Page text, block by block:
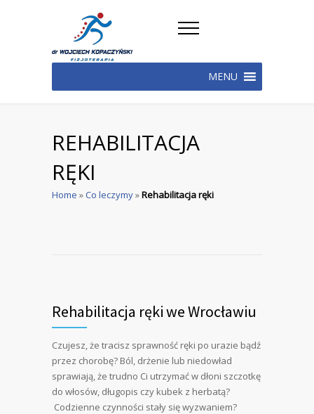
MENU
REHABILITACJA
RĘKI
Home »Co leczymy»Rehabilitacja ręki
Rehabilitacja ręki we Wrocławiu
Czujesz, że tracisz sprawność ręki po urazie bądź
przez chorobę? Ból, drżenie lub niedowład
sprawiają, że trudno Ci utrzymać w dłoni szczotkę
do włosów, długopis czy kubek z herbatą?
Codzienne czynności stały się wyzwaniem?